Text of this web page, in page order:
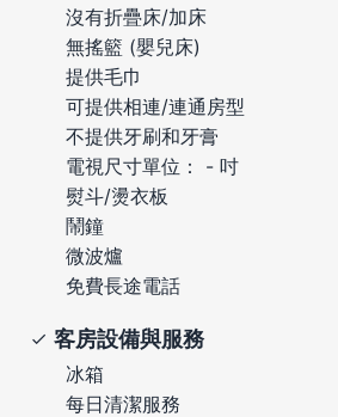
沒有折疊床/加床
無搖籃 (嬰兒床)
提供毛巾
可提供相連/連通房型
不提供牙刷和牙膏
電視尺寸單位： - 吋
熨斗/燙衣板
鬧鐘
微波爐
免費長途電話
客房設備與服務
冰箱
每日清潔服務